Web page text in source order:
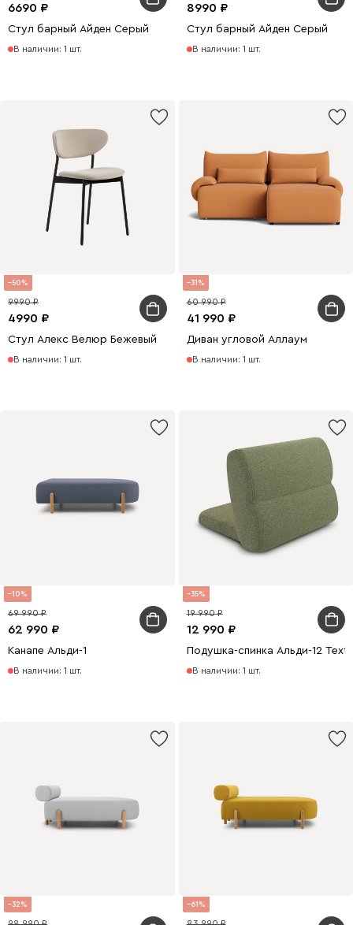
6690
Стул барный Айден Серый
В наличии: 1 шт.
8990
Стул барный Айден Серый
В наличии: 1 шт.
50
4990
9990
Стул Алекс Велюр Бежевый
В наличии: 1 шт.
31
41 990
60 990
Диван угловой Аллаум
В наличии: 1 шт.
10
62 990
69 990
Канапе Альди-1
В наличии: 1 шт.
35
12 990
19 990
Подушка-спинка Альди-12
В наличии: 1 шт.
32 61